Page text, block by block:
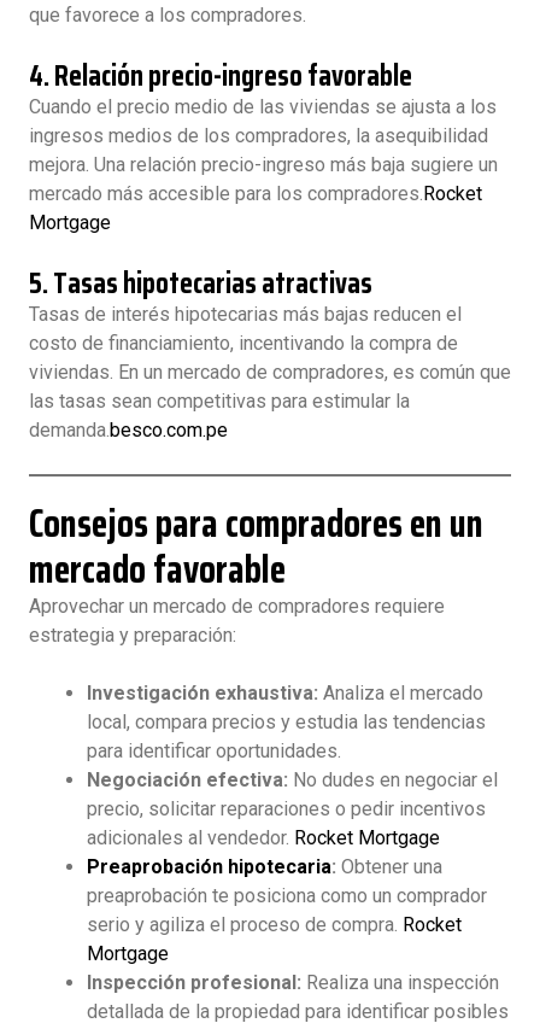
que favorece a los compradores.
4.Relación precio-ingreso favorable
Cuando el precio medio de las viviendas se ajusta a los
ingresos medios de los compradores, la asequibilidad
mejora. Una relación precio-ingreso más baja sugiere un
mercado más accesible para los compradores. Rocket
Mortgage
5.Tasas hipotecarias atractivas
Tasas de interés hipotecarias más bajas reducen el
costo de financiamiento, incentivando la compra de
viviendas. En un mercado de compradores, es común que
las tasas sean competitivas para estimular la
demanda.besco.com.pe
Consejos para compradores en un
mercado favorable
Aprovechar un mercado de compradores requiere
estrategia y preparación:
Investigación exhaustiva: Analiza el mercado
local, compara precios y estudia las tendencias
para identificar oportunidades.
Negociación efectiva: No dudes en negociar el
precio, solicitar reparaciones o pedir incentivos
adicionales al vendedor. Rocket Mortgage
Preaprobación hipotecaria: Obtener una
preaprobación te posiciona como un comprador
serio y agiliza el proceso de compra. Rocket
Mortgage
Inspección profesional: Realiza una inspección
detallada de la propiedad para identificar posibles